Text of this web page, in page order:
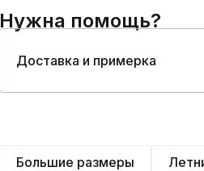
Нужна помощь?
Доставка и примерка
Большие размеры